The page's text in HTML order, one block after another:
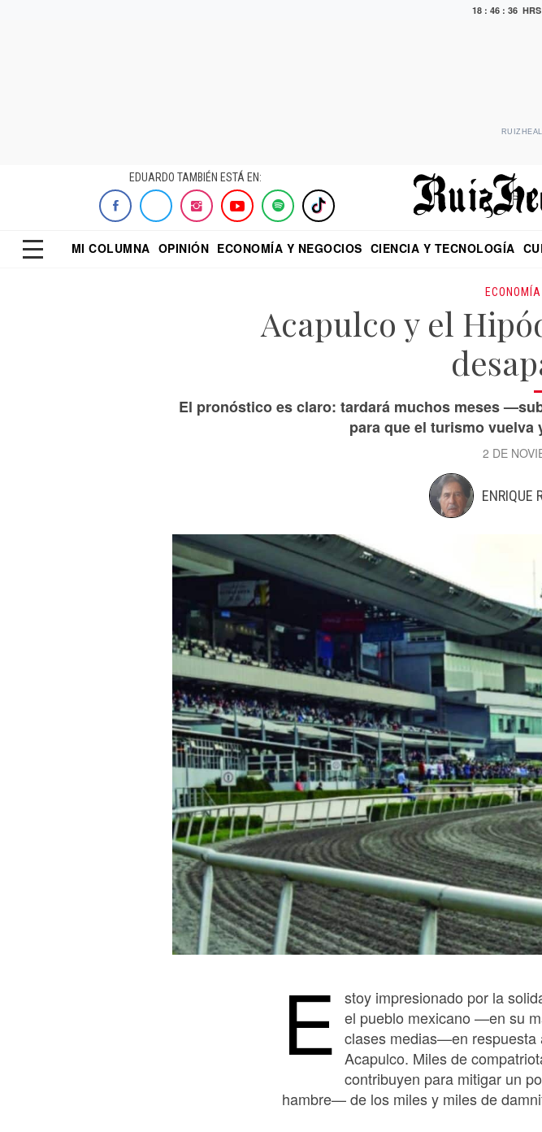
18 : 46 : 37 HRS
EDUARDO TAMBIÉN ESTÁ EN:
MI COLUMNA OPINIÓN ECONOMÍA Y NEGOCIOS CIENCIA Y TECNOLOGÍA
Acapulco y el
El pronóstico es claro: tardará muchos meses
para que el turismo vuelva
2 DE
ENRIQUE
E stoy impresionado por la
el pueblo mexicano —en su
clases medias—en respuesta
Acapulco. Miles de
contribuyen para mitigar un
hambre— de los miles y miles de